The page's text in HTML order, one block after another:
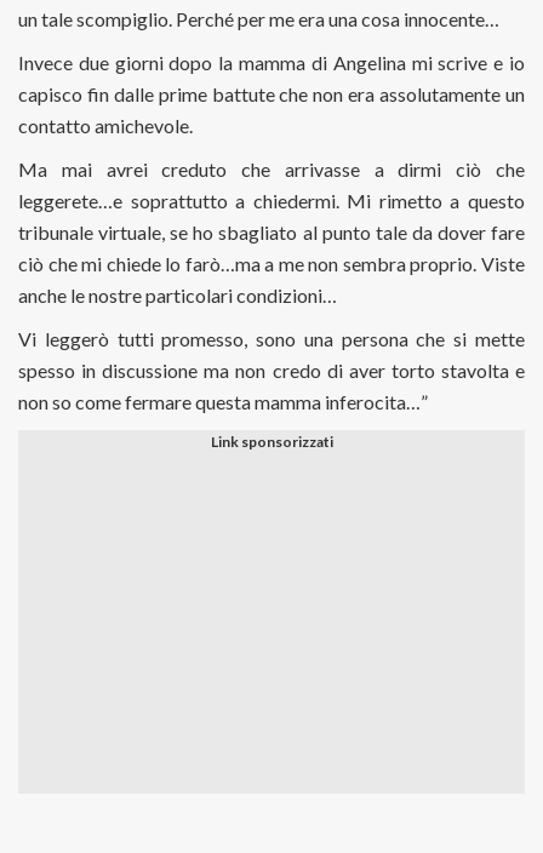
un tale scompiglio. Perché per me era una cosa innocente…
Invece due giorni dopo la mamma di Angelina mi scrive e io
capisco fin dalle prime battute che non era assolutamente un
contatto amichevole.
Ma mai avrei creduto che arrivasse a dirmi ciò che
leggerete…e soprattutto a chiedermi. Mi rimetto a questo
tribunale virtuale, se ho sbagliato al punto tale da dover fare
ciò che mi chiede lo farò…ma a me non sembra proprio. Viste
anche le nostre particolari condizioni…
Vi leggerò tutti promesso, sono una persona che si mette
spesso in discussione ma non credo di aver torto stavolta e
non so come fermare questa mamma inferocita…”